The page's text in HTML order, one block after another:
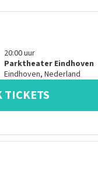
20:00uur
Parktheater Eindhoven
Eindhoven, Nederland